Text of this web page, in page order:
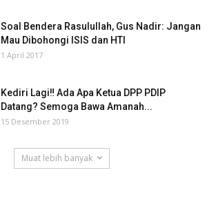
Soal Bendera Rasulullah, Gus Nadir: Jangan
Mau Dibohongi ISIS dan HTI
1 April 2017
Kediri Lagi‼ Ada Apa Ketua DPP PDIP
Datang? Semoga Bawa Amanah...
15 Desember 2019
Muat lebih banyak